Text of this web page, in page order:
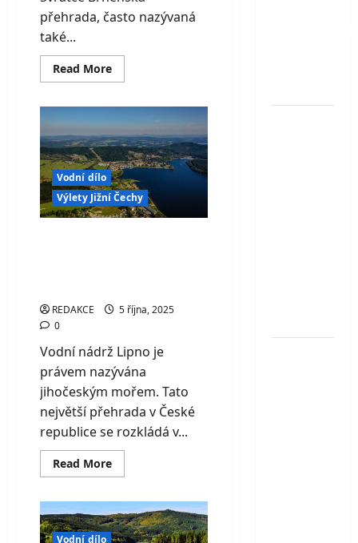
přehrada, často nazývaná
také...
Read MoreRead
more
přehrada
–
oblíbené
rekreační
místo
i
technická
památka
na
řece
Vodní dílo
Výlety Jižní Čechy
REDAKCE
5 října, 2025
0
Vodní nádrž Lipno je
právem nazývána
jihočeským mořem. Tato
největší přehrada v České
republice se rozkládá v...
Read MoreRead
more
nádrž
Lipno
–
Vodní dílo